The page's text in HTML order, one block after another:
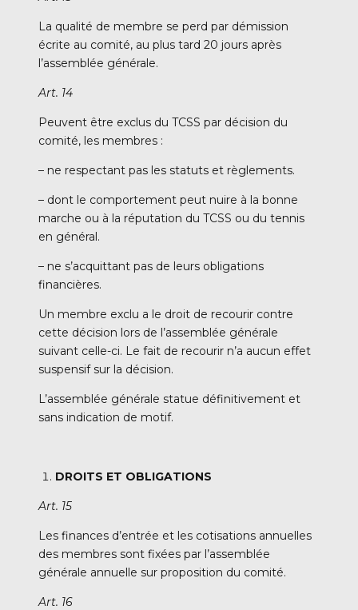
La qualité de membre se perd par démission
écrite au comité, au plus tard 20 jours après
l’assemblée générale.
Art. 14
Peuvent être exclus du TCSS par décision du
comité, les membres :
– ne respectant pas les statuts et règlements.
– dont le comportement peut nuire à la bonne
marche ou à la réputation du TCSS ou du tennis
en général.
– ne s’acquittant pas de leurs obligations
financières.
Un membre exclu a le droit de recourir contre
cette décision lors de l’assemblée générale
suivant celle-ci. Le fait de recourir n’a aucun effet
suspensif sur la décision.
L’assemblée générale statue définitivement et
sans indication de motif.
DROITS ET OBLIGATIONS
Art. 15
Les finances d’entrée et les cotisations annuelles
des membres sont fixées par l’assemblée
générale annuelle sur proposition du comité.
Art. 16